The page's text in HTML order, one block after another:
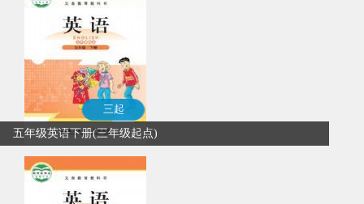
三起
五年级英语下册(三年级起点)